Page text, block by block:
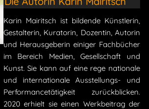
Karin Mairitsch ist bildende Künstlerin,
Gestalterin, Kuratorin, Dozentin, Autorin
und Herausgeberin einiger Fachbücher
im Bereich Medien, Gesellschaft und
Kunst. Sie kann auf eine rege nationale
und internationale Ausstellungs- und
Performancetätigkeit zurückblicken.
2020 erhielt sie einen Werkbeitrag der